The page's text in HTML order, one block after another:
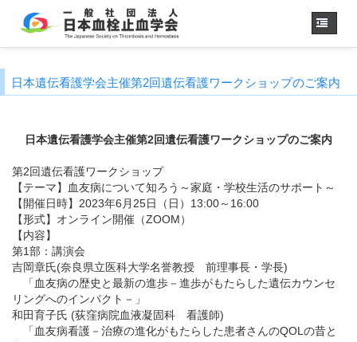
学会概要・理事長挨拶
学会誌
診療ガイドライン
用語集
認定医制度
認定技師制度
学術集会
会員専用
事務手続き（入退会・変更）
リンク
日本遺伝看護学会主催第2回遺伝看護ワークショップのご案内
日本遺伝看護学会主催第2回遺伝看護ワークショップのご案内
第2回遺伝看護ワークショップ
【テーマ】血友病について知ろう～家庭・学校生活のサポート～
【開催日時】2023年6月25日（日）13:00～16:00
【形式】オンライン開催（ZOOM）
【内容】
第1部：講演会
吉岡章氏(奈良県立医科大学名誉教授 前理事長・学長)
「血友病の歴史と最新の進歩－進歩がもたらした遺伝カウンセ
リングへのインパクト－」
和田育子氏 (荻窪病院血液凝固科 看護師)
「血友病看護－治療の進化がもたらした患者さんのQOLの昔と